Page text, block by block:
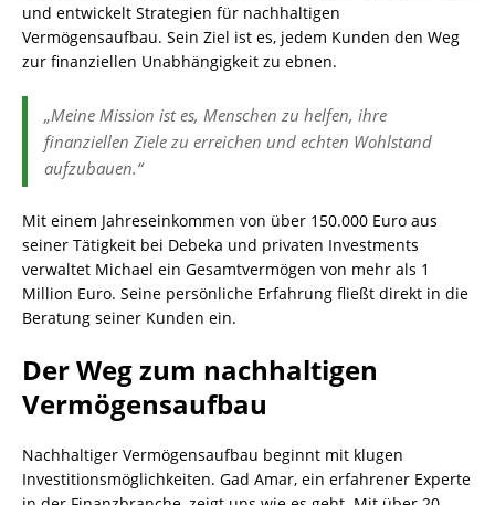
und entwickelt Strategien für nachhaltigen
Vermögensaufbau. Sein Ziel ist es, jedem Kunden den Weg
zur finanziellen Unabhängigkeit zu ebnen.
„Meine Mission ist es, Menschen zu helfen, ihre
finanziellen Ziele zu erreichen und echten Wohlstand
aufzubauen.“
Mit einem Jahreseinkommen von über 150.000 Euro aus
seiner Tätigkeit bei Debeka und privaten Investments
verwaltet Michael ein Gesamtvermögen von mehr als 1
Million Euro. Seine persönliche Erfahrung fließt direkt in die
Beratung seiner Kunden ein.
Der Weg zum nachhaltigen
Vermögensaufbau
Nachhaltiger Vermögensaufbau beginnt mit klugen
Investitionsmöglichkeiten. Gad Amar, ein erfahrener Experte